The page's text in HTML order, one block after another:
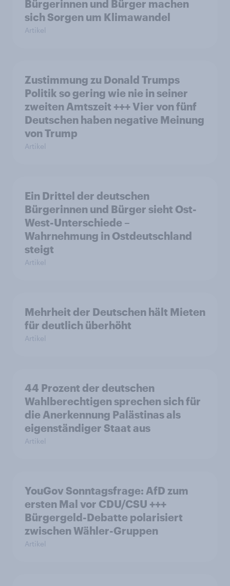
Bürgerinnen und Bürger machen
sich Sorgen um Klimawandel
Artikel
Zustimmung zu Donald Trumps
Politik so gering wie nie in seiner
zweiten Amtszeit +++ Vier von fünf
Deutschen haben negative Meinung
von Trump
Artikel
Ein Drittel der deutschen
Bürgerinnen und Bürger sieht Ost-
West-Unterschiede –
Wahrnehmung in Ostdeutschland
steigt
Artikel
Mehrheit der Deutschen hält Mieten
für deutlich überhöht
Artikel
44 Prozent der deutschen
Wahlberechtigen sprechen sich für
die Anerkennung Palästinas als
eigenständiger Staat aus
Artikel
YouGov Sonntagsfrage: AfD zum
ersten Mal vor CDU/CSU +++
Bürgergeld-Debatte polarisiert
zwischen Wähler-Gruppen
Artikel